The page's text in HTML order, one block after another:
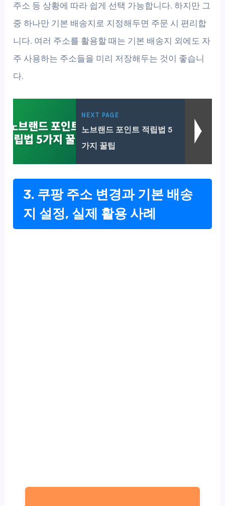
주소 등 상황에 따라 쉽게 선택 가능합니다. 하지만 그
중 하나만 기본 배송지로 지정해두면 주문 시 편리합
니다. 여러 주소를 활용할 때는 기본 배송지 외에도 자
주 사용하는 주소들을 미리 저장해두는 것이 좋습니
다.
NEXT PAGE
노브랜드 포인트 적립법 5
가지 꿀팁
3. 쿠팡 주소 변경과 기본 배송
지 설정, 실제 활용 사례